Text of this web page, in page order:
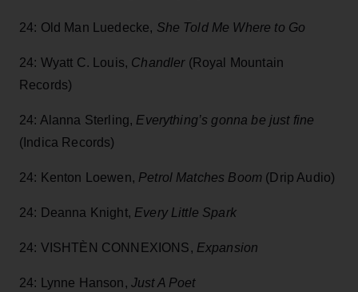
24: Old Man Luedecke, She Told Me Where to Go
24: Wyatt C. Louis, Chandler(Royal Mountain
Records)
24: Alanna Sterling, Everything’s gonna be just fine
(Indica Records)
24: Kenton Loewen, Petrol Matches Boom (Drip Audio)
24: Deanna Knight, Every Little Spark
24: VISHTÈN CONNEXIONS, Expansion
24: Lynne Hanson, Just A Poet